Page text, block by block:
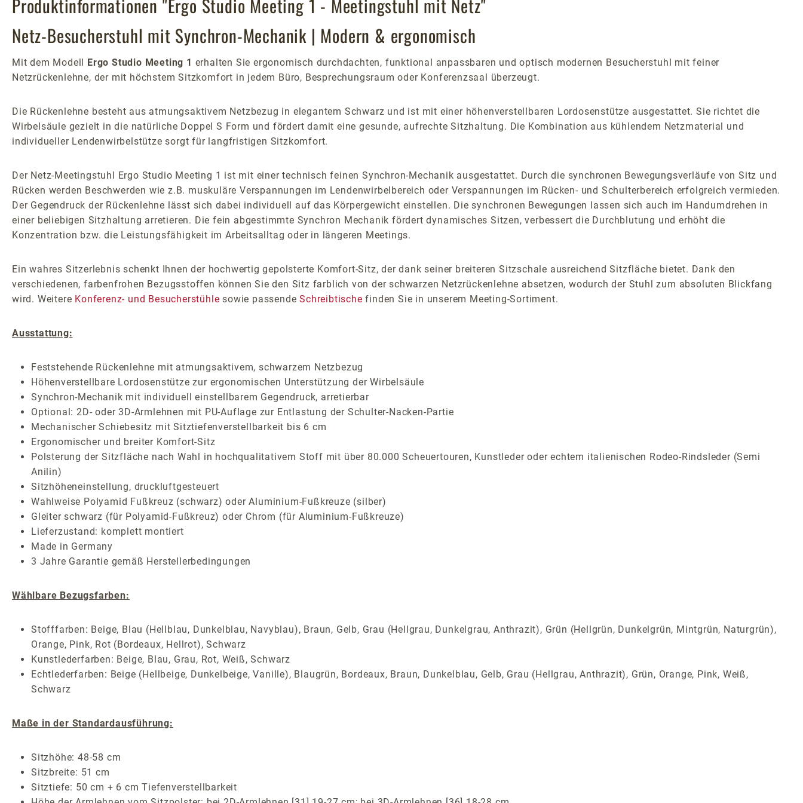
Netz-Besucherstuhl mit Synchron-Mechanik | Modern & ergonomisch
Mit dem Modell Ergo Studio Meeting 1 erhalten Sie ergonomisch durchdachten, funktional anpassbaren und optisch modernen Besucherstuhl mit feiner
Netzrückenlehne, der mit höchstem Sitzkomfort in jedem Büro, Besprechungsraum oder Konferenzsaal überzeugt.
Die Rückenlehne besteht aus atmungsaktivem Netzbezug in elegantem Schwarz und ist mit einer höhenverstellbaren Lordosenstütze ausgestattet. Sie richtet die
Wirbelsäule gezielt in die natürliche Doppel S Form und fördert damit eine gesunde, aufrechte Sitzhaltung. Die Kombination aus kühlendem Netzmaterial und
individueller Lendenwirbelstütze sorgt für langfristigen Sitzkomfort.
Der Netz-Meetingstuhl Ergo Studio Meeting 1 ist mit einer technisch feinen Synchron-Mechanik ausgestattet. Durch die synchronen Bewegungsverläufe von Sitz und
Rücken werden Beschwerden wie z.B. muskuläre Verspannungen im Lendenwirbelbereich oder Verspannungen im Rücken- und Schulterbereich erfolgreich vermieden.
Der Gegendruck der Rückenlehne lässt sich dabei individuell auf das Körpergewicht einstellen. Die synchronen Bewegungen lassen sich auch im Handumdrehen in
einer beliebigen Sitzhaltung arretieren. Die fein abgestimmte Synchron Mechanik fördert dynamisches Sitzen, verbessert die Durchblutung und erhöht die
Konzentration bzw. die Leistungsfähigkeit im Arbeitsalltag oder in längeren Meetings.
Ein wahres Sitzerlebnis schenkt Ihnen der hochwertig gepolsterte Komfort-Sitz, der dank seiner breiteren Sitzschale ausreichend Sitzfläche bietet. Dank den
verschiedenen, farbenfrohen Bezugsstoffen können Sie den Sitz farblich von der schwarzen Netzrückenlehne absetzen, wodurch der Stuhl zum absoluten Blickfang
wird. Weitere Konferenz- und Besucherstühle sowie passendeSchreibtische finden Sie in unserem Meeting-Sortiment.
Ausstattung:
Feststehende Rückenlehne mit atmungsaktivem, schwarzem Netzbezug
Höhenverstellbare Lordosenstütze zur ergonomischen Unterstützung der Wirbelsäule
Synchron-Mechanik mit individuell einstellbarem Gegendruck, arretierbar
Optional: 2D- oder 3D-Armlehnen mit PU-Auflage zur Entlastung der Schulter-Nacken-Partie
Mechanischer Schiebesitz mit Sitztiefenverstellbarkeit bis 6 cm
Ergonomischer und breiter Komfort-Sitz
Polsterung der Sitzfläche nach Wahl in hochqualitativem Stoff mit über 80.000 Scheuertouren, Kunstleder oder echtem italienischen Rodeo-Rindsleder (Semi
Anilin)
Sitzhöheneinstellung, druckluftgesteuert
Wahlweise Polyamid Fußkreuz (schwarz) oder Aluminium-Fußkreuze (silber)
Gleiter schwarz (für Polyamid-Fußkreuz) oder Chrom (für Aluminium-Fußkreuze)
Lieferzustand: komplett montiert
Made in Germany
3 Jahre Garantie gemäß Herstellerbedingungen
Wählbare Bezugsfarben:
Stofffarben: Beige, Blau (Hellblau, Dunkelblau, Navyblau), Braun, Gelb, Grau (Hellgrau, Dunkelgrau, Anthrazit), Grün (Hellgrün, Dunkelgrün, Mintgrün, Naturgrün),
Orange, Pink, Rot (Bordeaux, Hellrot), Schwarz
Kunstlederfarben: Beige, Blau, Grau, Rot, Weiß, Schwarz
Echtlederfarben: Beige (Hellbeige, Dunkelbeige, Vanille), Blaugrün, Bordeaux, Braun, Dunkelblau, Gelb, Grau (Hellgrau, Anthrazit), Grün, Orange, Pink, Weiß,
Schwarz
Maße in der Standardausführung:
Sitzhöhe: 48-58 cm
Sitzbreite: 51 cm
Sitztiefe: 50 cm + 6 cm Tiefenverstellbarkeit